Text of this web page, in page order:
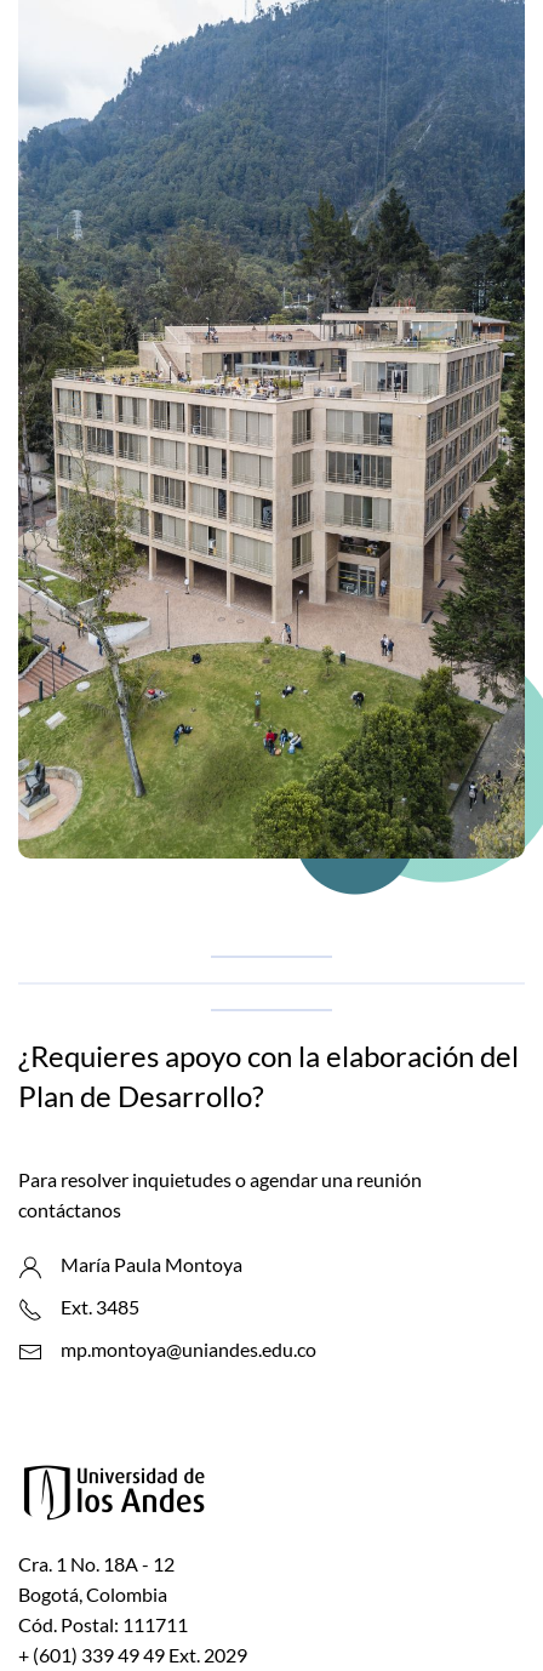
¿Requieres apoyo con la elaboración del
Plan de Desarrollo?
Para resolver inquietudes o agendar una reunión
contáctanos
María Paula Montoya
Ext. 3485
mp.montoya@uniandes.edu.co
Cra. 1 No. 18A - 12
Bogotá, Colombia
Cód. Postal: 111711
+ (601) 339 49 49 Ext. 2029